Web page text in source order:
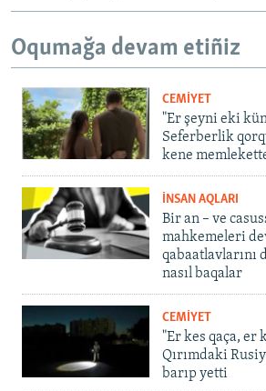
Oqumağa devam etiñiz
CEMİYET
"Er şeyni eki
Seferberlik
kene
İNSAN AQLARI
Bir an – ve
mahkemeleri
qabaatlavlarını
nasıl baqalar
CEMİYET
"Er kes qaça, er
Qırımdaki
barıp yetti